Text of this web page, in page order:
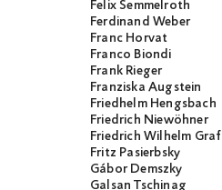
Felix Semmelroth
Ferdinand Weber
Franc Horvat
Franco Biondi
Frank Rieger
Franziska Augstein
Friedhelm Hengsbach
Friedrich Niewöhner
Friedrich Wilhelm Graf
Fritz Pasierbsky
Gábor Demszky
Galsan Tschinag